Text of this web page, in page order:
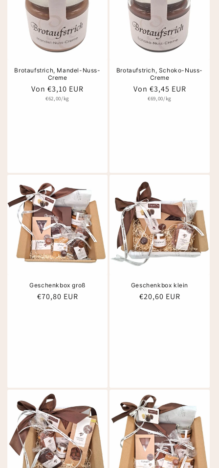
Brotaufstrich, Mandel-Nuss-
Creme
Normaler
Preis
Von €3,10 EUR
Grundpreis
€62,00/kg
Brotaufstrich, Schoko-Nuss-
Creme
Normaler
Preis
Von €3,45 EUR
Grundpreis
€69,00/kg
Geschenkbox groß
Normaler
€70,80 EUR
Geschenkbox klein
Normaler
€20,60 EUR